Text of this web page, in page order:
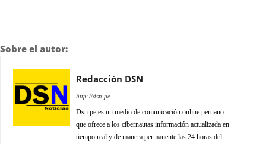
Sobre el autor:
Redacción DSN
http://dsn.pe
Dsn.pe es un medio de comunicación online peruano
que ofrece a los cibernautas información actualizada en
tiempo real y de manera permanente las 24 horas del